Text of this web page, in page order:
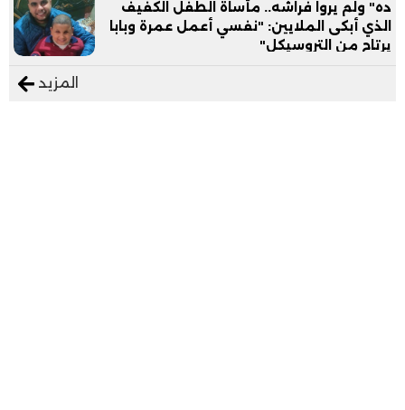
ده" ولم يروا فراشه.. مأساة الطفل الكفيف
الذي أبكى الملايين: "نفسي أعمل عمرة وبابا
يرتاح من التروسيكل"
المزيد